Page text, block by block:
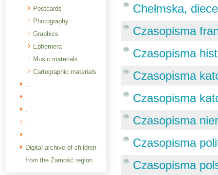
Postcards
Photography
Graphics
Ephemera
Music materials
Cartographic materials
...
....
.
.
.
Digital archive of children
from the Zamość region
Chełmska,
Czasopisma
Czasopisma
Czasopisma
Czasopisma
Czasopisma
Czasopisma
Czasopisma